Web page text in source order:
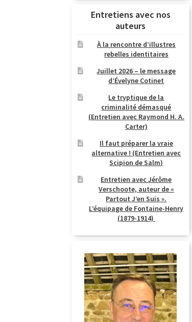
Entretiens avec nos
auteurs
À la rencontre d’illustres
rebelles identitaires
Juillet 2026 – le message
d’Évelyne Cotinet
Le tryptique de la
criminalité démasqué
(Entretien avec Raymond H. A.
Carter)
Il faut préparer la vraie
alternative ! (Entretien avec
Scipion de Salm)
Entretien avec Jérôme
Verschoote, auteur de «
Partout J’en Suis ».
L’équipage de Fontaine-Henry
(1879-1914)